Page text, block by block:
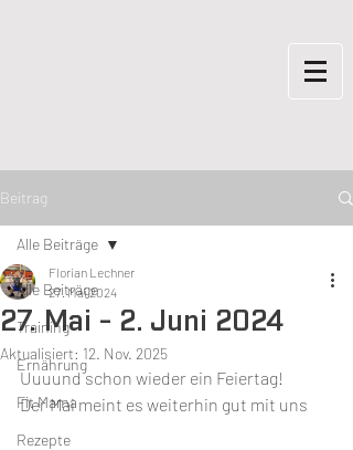
Beitrag
Alle Beiträge
Training
Ernährung
Fit Mama
Rezepte
Alle Beiträge
27. Mai - 2. Juni 2024
Florian Lechner
27. Mai 2024
Aktualisiert: 12. Nov. 2025
Uuuund schon wieder ein Feiertag!
Der Mai meint es weiterhin gut mit uns